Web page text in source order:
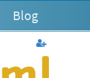
Blog